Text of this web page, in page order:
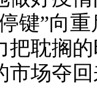
键”向
把耽搁
市场夺